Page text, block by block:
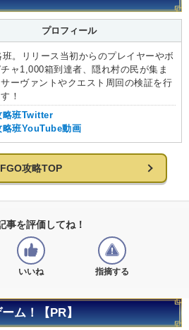
プロフィール
班。リリース当初からのプレイヤーやボ
ャ1,000箱到達者、隠れ村の民が集ま
ーヴァントやクエスト周回の検証を行
！
略班Twitter
班YouTube動画
FGO攻略TOP
事を評価してね！
いいね 指摘する
ム！【PR】